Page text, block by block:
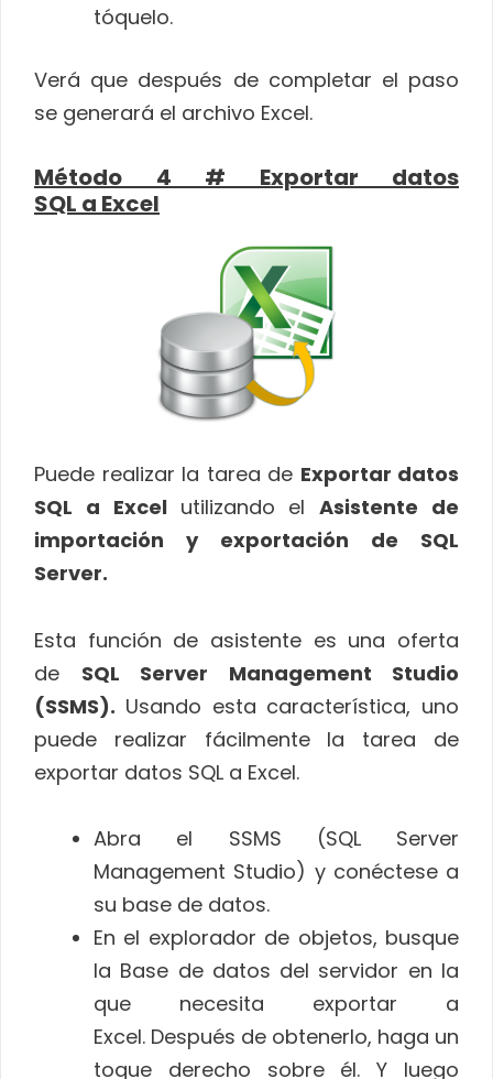
tóquelo.
Verá que después de completar el paso
se generará el archivo Excel.
Método 4 # Exportar datos
SQL a Excel
Puede realizar la tarea de Exportar datos
SQL a Excel utilizando elAsistente de
importación y exportación de SQL
Server.
Esta función de asistente es una oferta
de SQL Server Management Studio
(SSMS). Usando esta característica, uno
puede realizar fácilmente la tarea de
exportar datos SQL a Excel.
Abra el SSMS (SQL Server
Management Studio) y conéctese a
su base de datos.
En el explorador de objetos, busque
la Base de datos del servidor en la
que necesita exportar a
Excel. Después de obtenerlo, haga un
toque derecho sobre él. Y luego